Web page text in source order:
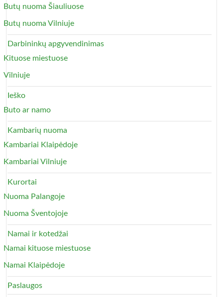
Butų nuoma Šiauliuose
Butų nuoma Vilniuje
Darbininkų apgyvendinimas
Kituose miestuose
Vilniuje
Ieško
Buto ar namo
Kambarių nuoma
Kambariai Klaipėdoje
Kambariai Vilniuje
Kurortai
Nuoma Palangoje
Nuoma Šventojoje
Namai ir kotedžai
Namai kituose miestuose
Namai Klaipėdoje
Paslaugos